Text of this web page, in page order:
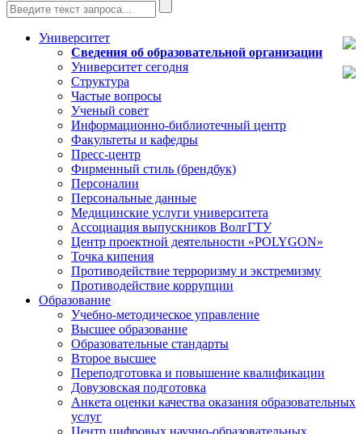
Университет
Сведения об образовательной организации
Университет сегодня
Структура
Частые вопросы
Ученый совет
Информационно-библиотечный центр
Факультеты и кафедры
Пресс-центр
Фирменный стиль (брендбук)
Персоналии
Персональные данные
Медицинские услуги университета
Ассоциация выпускников ВолгГТУ
Центр проектной деятельности «POLYGON»
Точка кипения
Противодействие терроризму и экстремизму
Противодействие коррупции
Образование
Учебно-методическое управление
Высшее образование
Образовательные стандарты
Второе высшее
Переподготовка и повышение квалификации
Довузовская подготовка
Анкета оценки качества оказания образовательных
услуг
Центр цифровых научно-образовательных